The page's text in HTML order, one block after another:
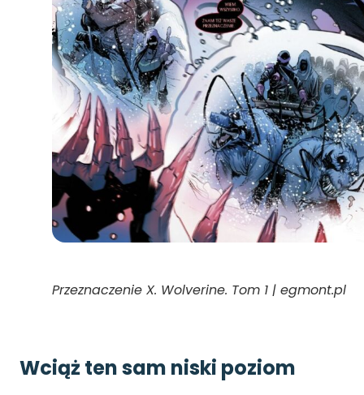
Przeznaczenie X. Wolverine. Tom 1 | egmont.pl
Wciąż ten sam niski poziom